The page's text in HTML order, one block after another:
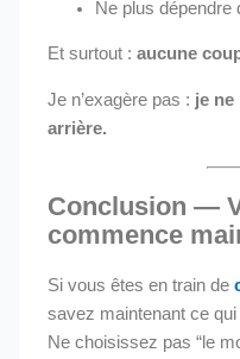
Ne plus dépendre
Et surtout :aucune
Je n’exagère pas : je
arrière.
Conclusion —
commence
Si vous êtes en train de
savez maintenant ce
Ne choisissez pas “le